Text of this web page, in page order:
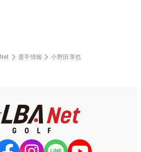
選手情報 小野田享也